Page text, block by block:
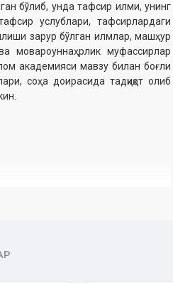
бўлиб, унда тафсир илми, унинг
услублари, тафсирлардаги
зарур бўлган илмлар, машҳур
мовароуннаҳрлик муфассирлар
академияси мавзу билан боғлиқ
соҳа доирасида тадқиқот олиб